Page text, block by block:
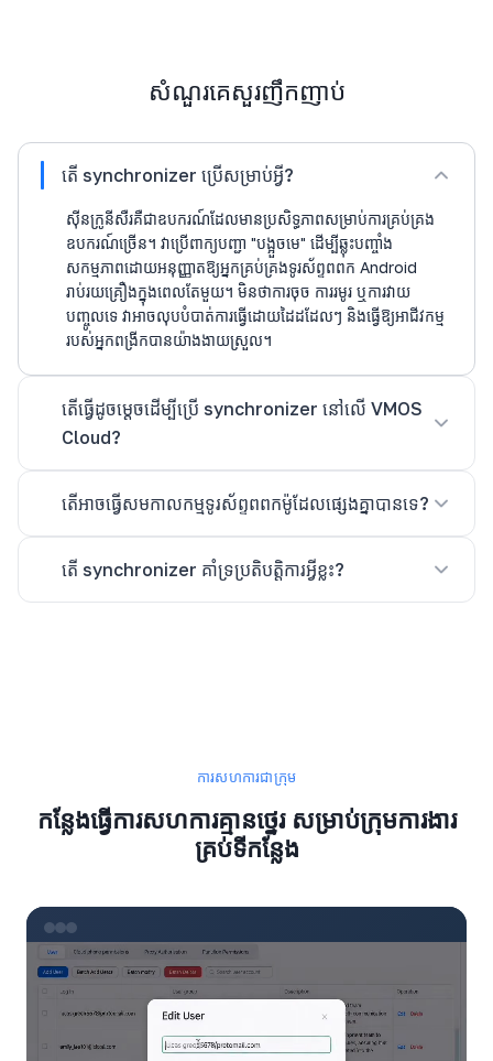
សំណួរគេសួរញឹកញាប់
តើ synchronizer ប្រើសម្រាប់អ្វី?
ស៊ីនក្រូនីសឺរគឺជាឧបករណ៍ដែលមានប្រសិទ្ធភាពសម្រាប់ការគ្រប់គ្រង
ឧបករណ៍ច្រើន។ វាប្រើពាក្យបញ្ជា "បង្អួចមេ" ដើម្បីឆ្លុះបញ្ចាំង
សកម្មភាពដោយអនុញ្ញាតឱ្យអ្នកគ្រប់គ្រងទូរស័ព្ទពពក Android
រាប់រយគ្រឿងក្នុងពេលតែមួយ។ មិនថាការចុច ការរមូរ ឬការវាយ
បញ្ចូលទេ វាអាចលុបបំបាត់ការធ្វើដោយដៃដដែលៗ និងធ្វើឱ្យអាជីវកម្ម
របស់អ្នកពង្រីកបានយ៉ាងងាយស្រួល។
តើធ្វើដូចម្តេចដើម្បីប្រើ synchronizer នៅលើ VMOS
Cloud?
តើអាចធ្វើសមកាលកម្មទូរស័ព្ទពពកម៉ូដែលផ្សេងគ្នាបានទេ?
តើ synchronizer គាំទ្រប្រតិបត្តិការអ្វីខ្លះ?
ការសហការជាក្រុម
កន្លែងធ្វើការសហការគ្មានថ្នេរ សម្រាប់ក្រុមការងារ
គ្រប់ទីកន្លែង